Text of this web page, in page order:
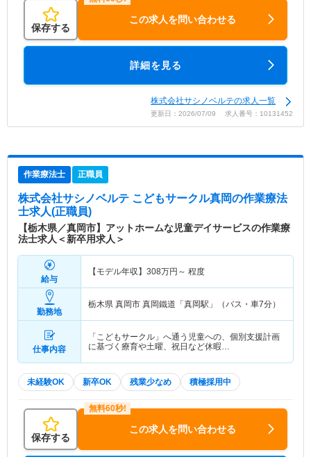
保存する
この求人を問い合わせる
詳細を見る
株式会社サシノベルテの求人一覧
更新日：2026/07/09 求人番号：10131452
作業療法士 正職員
株式会社サシノベルテ こどもサークル真岡の作業療法
士求人(正職員)
【栃木県／真岡市】アットホームな児童デイサービスの作業療
法士求人＜新卒用求人＞
給与
【モデル年収】 308万円～ 程度
勤務地
栃木県 真岡市 真岡鐵道「真岡駅」（バス・車7分）
仕事内容
「こどもサークル」へ通う児童への、個別支援計画
に基づく療育や土曜、祝日など休暇…
未経験OK 新卒OK 残業少なめ 積極採用中
保存する
この求人を問い合わせる